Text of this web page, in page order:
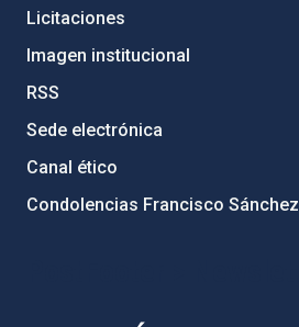
Licitaciones
Imagen institucional
RSS
Sede electrónica
Canal ético
Condolencias Francisco Sánchez